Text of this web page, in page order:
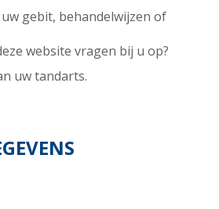
gebit, behandelwijzen of
website vragen bij u op?
uw tandarts.